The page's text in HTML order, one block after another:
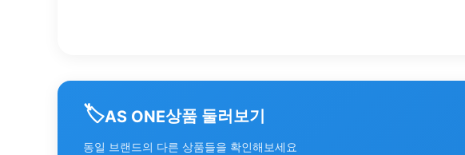
🏷️AS ONE상품 둘러보기
동일 브랜드의 다른 상품들을 확인해보세요